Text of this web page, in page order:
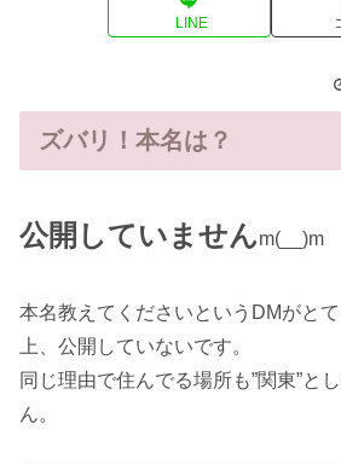
LINE
ズバリ！本名は？
公開していませんm(__)m
本名教えてくださいというDMがと
上、公開していないです。
同じ理由で住んでる場所も”関東”と
ん。